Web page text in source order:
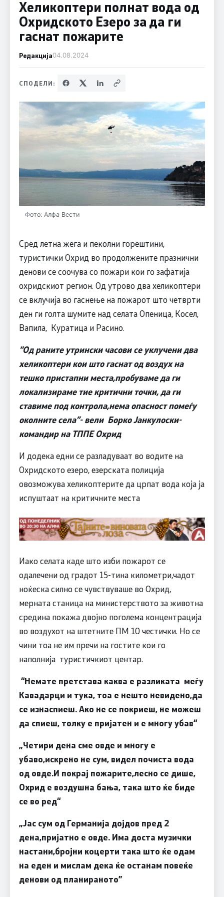
Хеликоптери полнат вода од
Охридското Езеро за да ги
гаснат пожарите
Редакција04.08.2024
СПОДЕЛИ:
Фото: Алфа Вести
Сред летна жега и пеколни горештини,
туристички Охрид во продолжените празнични
денови се соочува со пожари кои го зафатија
охридскиот регион. Од утрово два хеликоптери
се вклучија во гаснење на пожарот што четврти
ден ги голта шумите над селата Опеница, Косел,
Вапила, Куратица и Расино.
“Од раните утрински часови се уклучени два
хеликоптери кои што гаснат од воздух на
тешко пристапни места,пробуваме да ги
локализираме тие критични точки, да ги
ставиме под контрола,нема опасност помеѓу
околните села”-вели Борко Јанкулоски-
командир на ТППЕ Охрид
И додека едни се разладуваат во водите на
Охридското езеро, езерската полиција
овозможува хеликоптерите да црпат вода која ја
испуштаат на критичните места
Иако селата каде што изби пожарот се
одалечени од градот 15-тина километри,чадот
ноќеска силно се чувствуваше во Охрид,
мерната станица на министерството за животна
средина покажа двојно поголема концентрација
во воздухот на штетните ПМ 10 честички. Но се
чини тоа не им пречи на гостите кои го
наполнија туристичкиот центар.
“Немате претстава каква е разликата меѓу
Кавадарци и тука, тоа е нешто невидено,да
се изнаспиеш. Ако не се покриеш, не можеш
да спиеш, толку е пријатен и е многу убав“
„Четири дена сме овде и многу е
убаво,искрено не сум, видел почиста вода
од овде.И покрај пожарите,лесно се дише,
Охрид е воздушна бања, така што ќе биде
се во ред“
„Јас сум од Германија дојдов пред 2
дена,пријатно е овде. Има доста музички
настани,бројни коцерти така што ќе одам
на еден и мислам дека ќе останам повеќе
денови од планираното”